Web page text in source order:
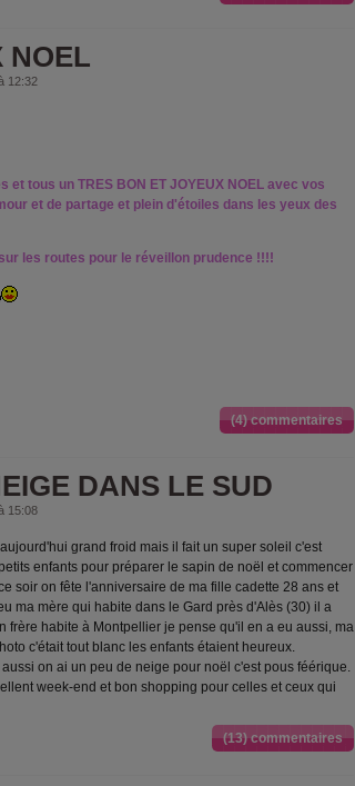
NOEL
12:32
et tous un TRES BON ET JOYEUX NOEL avec vos
et de partage et plein d'étoiles dans les yeux des
les routes pour le réveillon prudence !!!!
(4) commentaires
DANS LE SUD
15:08
grand froid mais il fait un super soleil c'est
enfants pour préparer le sapin de noël et commencer
soir on fête l'anniversaire de ma fille cadette 28 ans et
ma mère qui habite dans le Gard près d'Alès (30) il a
frère habite à Montpellier je pense qu'il en a eu aussi, ma
c'était tout blanc les enfants étaient heureux.
on ai un peu de neige pour noël c'est pous féérique.
week-end et bon shopping pour celles et ceux qui
(13) commentaires